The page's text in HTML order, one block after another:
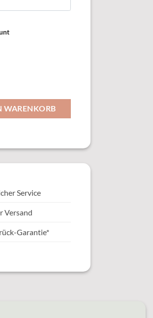
WARENKORB
Service
Versand
Garantie*